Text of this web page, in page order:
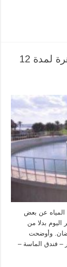
انقطاع المياه عن عدة مناطق بالقاهرة لمدة 12
المياه عن بعض
لتبدأ فترة الانقطاع الساعة 12 ظهر اليوم بدلا من
وأوضحت
– فندق الماسة –